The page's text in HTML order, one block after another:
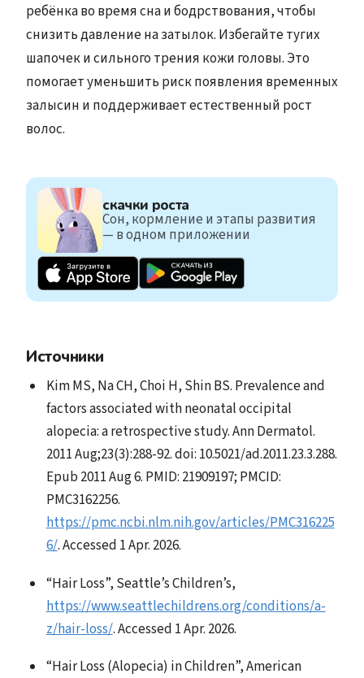
ребёнка во время сна и бодрствования, чтобы
снизить давление на затылок. Избегайте тугих
шапочек и сильного трения кожи головы. Это
помогает уменьшить риск появления временных
залысин и поддерживает естественный рост
волос.
скачки роста
Сон, кормление и этапы развития
— в одном приложении
Источники
Kim MS, Na CH, Choi H, Shin BS. Prevalence and
factors associated with neonatal occipital
alopecia: a retrospective study. Ann Dermatol.
2011 Aug;23(3):288-92. doi: 10.5021/ad.2011.23.3.288.
Epub 2011 Aug 6. PMID: 21909197; PMCID:
PMC3162256.
https://pmc.ncbi.nlm.nih.gov/articles/PMC316225
6/. Accessed 1 Apr. 2026.
“Hair Loss”, Seattle’s Children’s,
https://www.seattlechildrens.org/conditions/a-
z/hair-loss/. Accessed 1 Apr. 2026.
“Hair Loss (Alopecia) in Children”, American